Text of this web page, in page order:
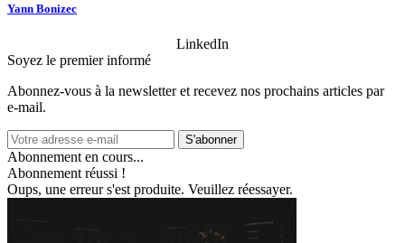
Yann Bonizec
LinkedIn
Soyez le premier informé
Abonnez‑vous à la newsletter et recevez nos prochains articles par
e‑mail.
S'abonner
Abonnement en cours...
Abonnement réussi !
Oups, une erreur s'est produite. Veuillez réessayer.